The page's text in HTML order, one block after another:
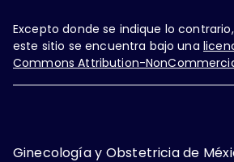
Excepto donde se indique lo
este sitio se encuentra bajo una
Commons Attribution-
Ginecología y Obstetricia de